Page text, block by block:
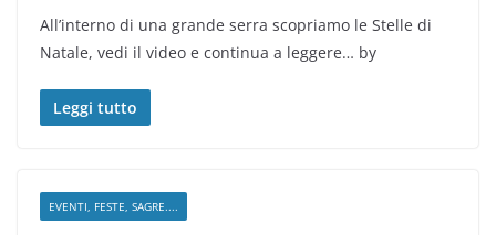
All’interno di una grande serra scopriamo le Stelle di
Natale, vedi il video e continua a leggere… by
Leggi tutto
EVENTI, FESTE, SAGRE....